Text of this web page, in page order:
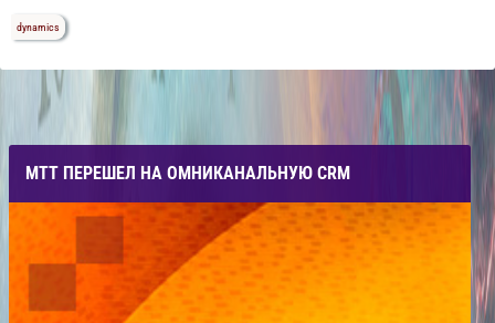
dynamics
МТТ ПЕРЕШЕЛ НА ОМНИКАНАЛЬНУЮ CRM